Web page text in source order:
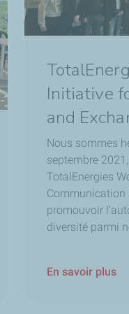
Initiative
and
Nous sommes
septembre
TotalEnergies
Communication
promouvoir
diversité parmi
En savoir plus